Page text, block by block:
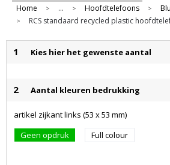
Home > ... > Hoofdtelefoons >
> RCS standaard recycled plastic
1 Kies hier het gewenste aantal
2 Aantal kleuren bedrukking
artikel zijkant links (53 x 53 mm)
Geen opdruk
Full colour